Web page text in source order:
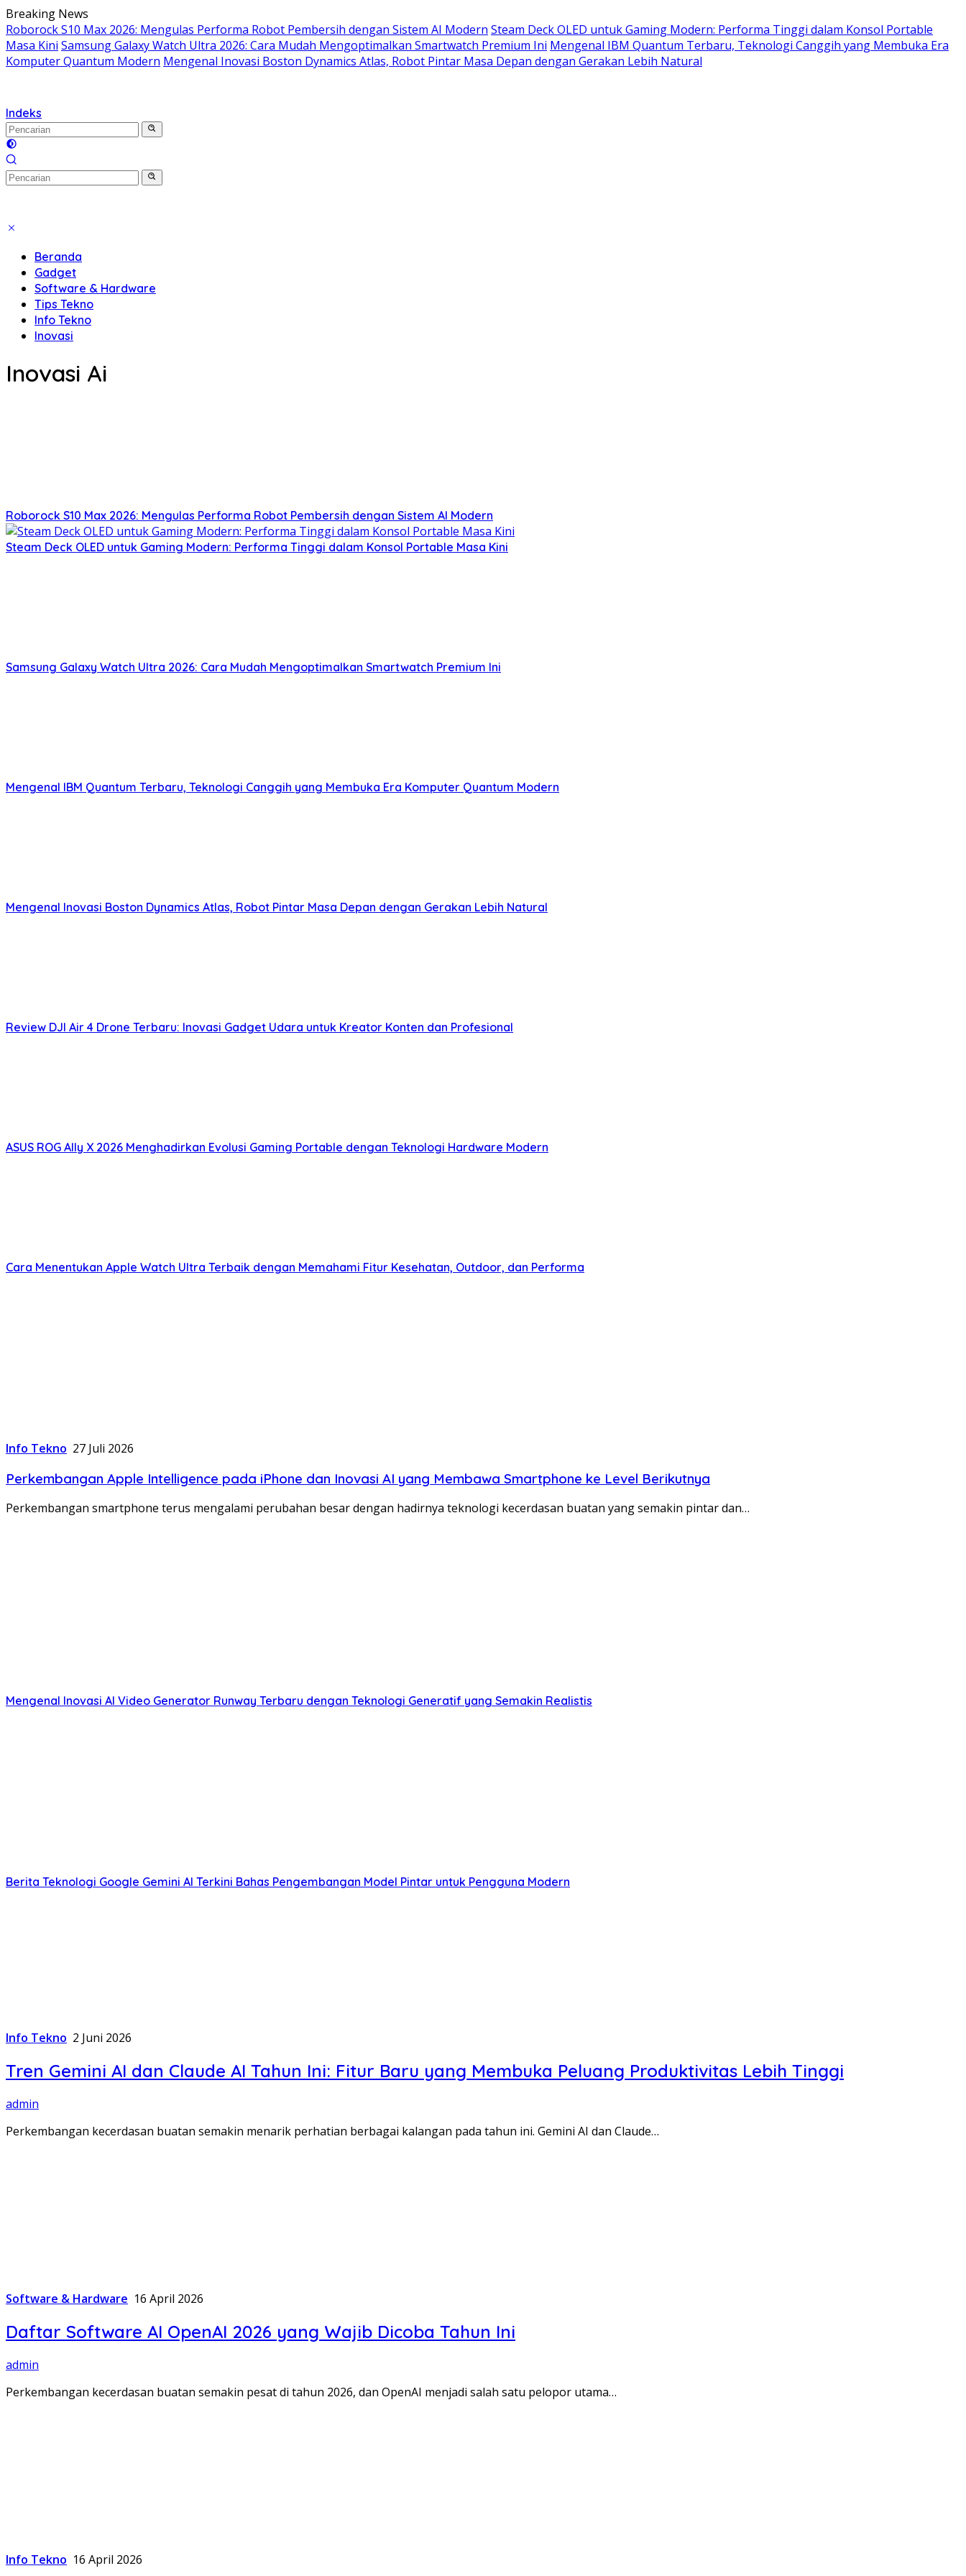
Langsung
ke
konten
Breaking News
Roborock S10 Max 2026: Mengulas Performa Robot Pembersih dengan Sistem AI Modern Steam Deck OLED untuk Gaming Modern: Performa Tinggi dalam Konsol Portable
Masa Kini Samsung Galaxy Watch Ultra 2026: Cara Mudah Mengoptimalkan Smartwatch Premium Ini Mengenal IBM Quantum Terbaru, Teknologi Canggih yang Membuka Era
Komputer Quantum Modern Mengenal Inovasi Boston Dynamics Atlas, Robot Pintar Masa Depan dengan Gerakan Lebih Natural
Indeks
Beranda
Gadget
Software & Hardware
Tips Tekno
Info Tekno
Inovasi
Inovasi Ai
Roborock S10 Max 2026: Mengulas Performa Robot Pembersih dengan Sistem AI Modern
Steam Deck OLED untuk Gaming Modern: Performa Tinggi dalam Konsol Portable Masa Kini
Samsung Galaxy Watch Ultra 2026: Cara Mudah Mengoptimalkan Smartwatch Premium Ini
Mengenal IBM Quantum Terbaru, Teknologi Canggih yang Membuka Era Komputer Quantum Modern
Mengenal Inovasi Boston Dynamics Atlas, Robot Pintar Masa Depan dengan Gerakan Lebih Natural
Review DJI Air 4 Drone Terbaru: Inovasi Gadget Udara untuk Kreator Konten dan Profesional
ASUS ROG Ally X 2026 Menghadirkan Evolusi Gaming Portable dengan Teknologi Hardware Modern
Cara Menentukan Apple Watch Ultra Terbaik dengan Memahami Fitur Kesehatan, Outdoor, dan Performa
Info Tekno 27 Juli 2026
Perkembangan Apple Intelligence pada iPhone dan Inovasi AI yang Membawa Smartphone ke Level Berikutnya
Perkembangan smartphone terus mengalami perubahan besar dengan hadirnya teknologi kecerdasan buatan yang semakin pintar dan…
Mengenal Inovasi AI Video Generator Runway Terbaru dengan Teknologi Generatif yang Semakin Realistis
Berita Teknologi Google Gemini AI Terkini Bahas Pengembangan Model Pintar untuk Pengguna Modern
Info Tekno 2 Juni 2026
Tren Gemini AI dan Claude AI Tahun Ini: Fitur Baru yang Membuka Peluang Produktivitas Lebih Tinggi
admin
Perkembangan kecerdasan buatan semakin menarik perhatian berbagai kalangan pada tahun ini. Gemini AI dan Claude…
Software & Hardware 16 April 2026
Daftar Software AI OpenAI 2026 yang Wajib Dicoba Tahun Ini
admin
Perkembangan kecerdasan buatan semakin pesat di tahun 2026, dan OpenAI menjadi salah satu pelopor utama…
Info Tekno 16 April 2026